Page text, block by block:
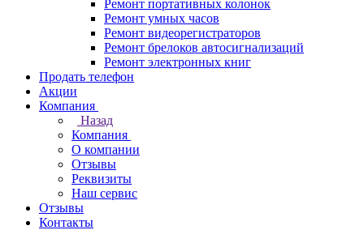
Ремонт портативных колонок
Ремонт умных часов
Ремонт видеорегистраторов
Ремонт брелоков автосигнализаций
Ремонт электронных книг
Продать телефон
Акции
Компания
Назад
Компания
О компании
Отзывы
Реквизиты
Наш сервис
Отзывы
Контакты